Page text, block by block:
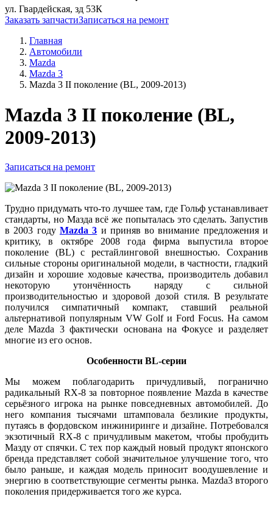
ул. Гвардейская, зд 53К
Заказать запчастиЗаписаться на ремонт
Главная
Автомобили
Mazda
Mazda 3
Mazda 3 II поколение (BL, 2009-2013)
Mazda 3 II поколение (BL,
2009-2013)
Записаться на ремонт
Трудно придумать что-то лучшее там, где Гольф устанавливает
стандарты, но Мазда всё же попыталась это сделать. Запустив
в 2003 году Mazda 3 и приняв во внимание предложения и
критику, в октябре 2008 года фирма выпустила второе
поколение (BL) с рестайлинговой внешностью. Сохранив
сильные стороны оригинальной модели, в частности, гладкий
дизайн и хорошие ходовые качества, производитель добавил
некоторую утончённость наряду с сильной
производительностью и здоровой дозой стиля. В результате
получился симпатичный компакт, ставший реальной
альтернативой популярным VW Golf и Ford Focus. На самом
деле Mazda 3 фактически основана на Фокусе и разделяет
многие из его основ.
Особенности BL-серии
Мы можем поблагодарить причудливый, погранично
радикальный RX-8 за повторное появление Mazda в качестве
серьёзного игрока на рынке повседневных автомобилей. До
него компания тысячами штамповала безликие продукты,
путаясь в фордовском инжиниринге и дизайне. Потребовался
экзотичный RX-8 с причудливым макетом, чтобы пробудить
Мазду от спячки. С тех пор каждый новый продукт японского
бренда представляет собой значительное улучшение того, что
было раньше, и каждая модель приносит воодушевление и
энергию в соответствующие сегменты рынка. Mazda3 второго
поколения придерживается того же курса.